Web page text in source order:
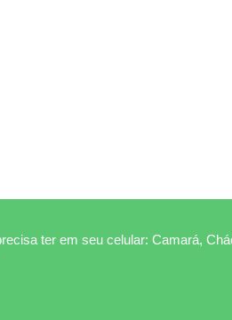
ter em seu celular: Camará,